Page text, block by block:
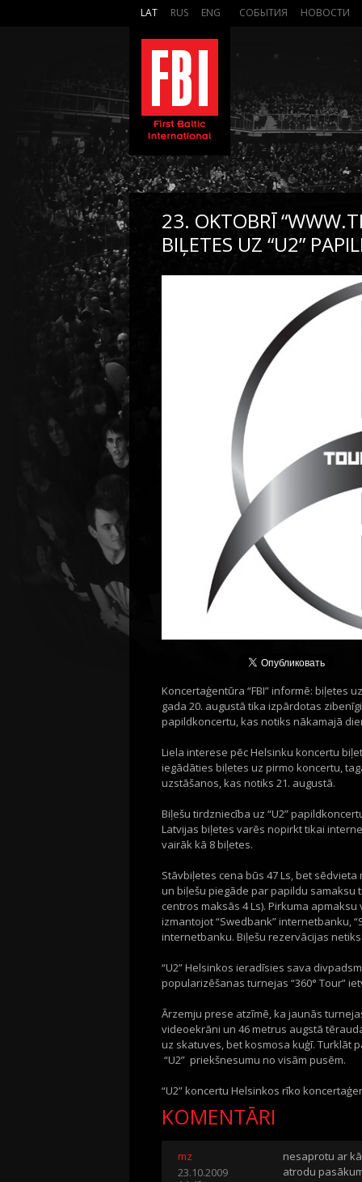
LAT RUS ENG СОБЫТИЯ НОВОСТИ
23. OKTOBRĪ
BIĻETES UZ “U2”
Koncertaģentūra “FBI” informē: biļetes
gada 20. augustā tika izpārdotas
papildkoncertu, kas notiks nākamajā
Liela interese pēc Helsinku koncertu
iegādāties biļetes uz pirmo koncertu,
uzstāšanos, kas notiks 21. augustā.
Biļešu tirdzniecība uz “U2”
Latvijas biļetes varēs nopirkt tikai
vairāk kā 8 biļetes.
Stāvbiļetes cena būs 47 Ls, bet
un biļešu piegāde par papildu samaksu
centros maksās 4 Ls). Pirkuma
izmantojot “Swedbank” internetbanku,
internetbanku. Biļešu rezervācijas
“U2” Helsinkos ieradīsies sava
popularizēšanas turnejas “360° Tour”
Ārzemju prese atzīmē, ka jaunās
videoekrāni un 46 metrus augstā
uz skatuves, bet kosmosa kuģī. Turklāt
“U2” priekšnesumu no visām pusēm.
“U2” koncertu Helsinkos rīko
KOMENTĀRI
mz
23.10.2009
nesaprotu ar
atrodu